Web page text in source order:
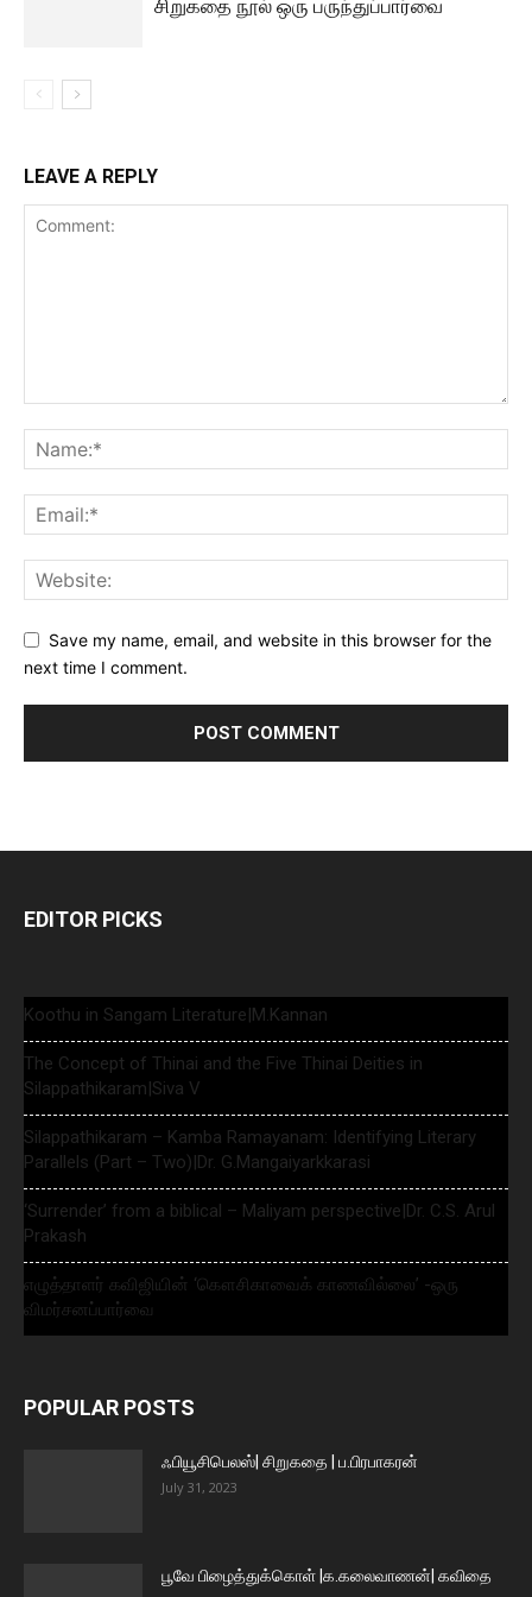
சிறுகதை நூல் ஒரு பருந்துப்பார்வை
LEAVE A REPLY
Save my name, email, and website in this browser for the
next time I comment.
EDITOR PICKS
Koothu in Sangam Literature|M.Kannan
The Concept of Thinai and the Five Thinai Deities in
Silappathikaram|Siva V
Silappathikaram – Kamba Ramayanam: Identifying Literary
Parallels (Part – Two)|Dr. G.Mangaiyarkkarasi
‘Surrender’ from a biblical – Maliyam perspective|Dr. C.S. Arul
Prakash
எழுத்தாளர் கவிஜியின் ‘கௌசிகாவைக் காணவில்லை’ -ஒரு
விமர்சனப்பார்வை
POPULAR POSTS
ஃபியூசிபெலஸ்| சிறுகதை | ப.பிரபாகரன்
July 31, 2023
பூவே பிழைத்துக்கொள் |க.கலைவாணன்| கவிதை